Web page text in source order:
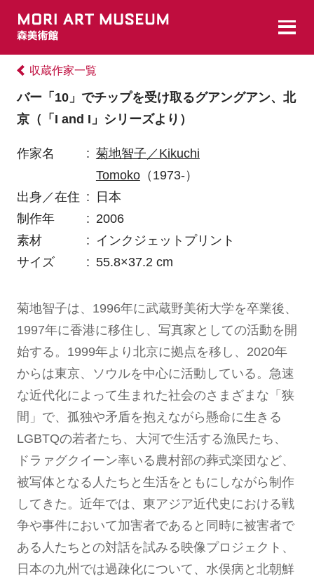
収蔵作家一覧
バー「10」でチップを受け取るグアングアン、北
京（「I and I」シリーズより）
作家名 : 菊地智子／Kikuchi
Tomoko（1973-）
出身／在住 :
日本
制作年
: 2006
素材
: インクジェットプリント
サイズ
: 55.8×37.2 cm
菊地智子は、1996年に武蔵野美術大学を卒業後、
1997年に香港に移住し、写真家としての活動を開
始する。1999年より北京に拠点を移し、2020年
からは東京、ソウルを中心に活動している。急速
な近代化によって生まれた社会のさまざまな「狭
間」で、孤独や矛盾を抱えながら懸命に生きる
LGBTQの若者たち、大河で生活する漁民たち、
ドラァグクイーン率いる農村部の葬式楽団など、
被写体となる人たちと生活をともにしながら制作
してきた。近年では、東アジア近代史における戦
争や事件において加害者であると同時に被害者で
ある人たちとの対話を試みる映像プロジェクト、
日本の九州では過疎化について、水俣病と北朝鮮